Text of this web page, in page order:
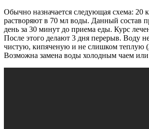
Обычно назначается следующая схема: 20
растворяют в 70 мл воды. Данный состав
день за 30 минут до приема еды. Курс
После этого делают 3 дня перерыв. Воду
чистую, кипяченую и не слишком теплую
Возможна замена воды холодным чаем